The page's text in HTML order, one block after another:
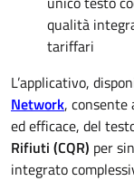
qualità
tariffari
L’applicativo,
Network, consente
ed efficace, del
Rifiuti (CQR) per
integrato